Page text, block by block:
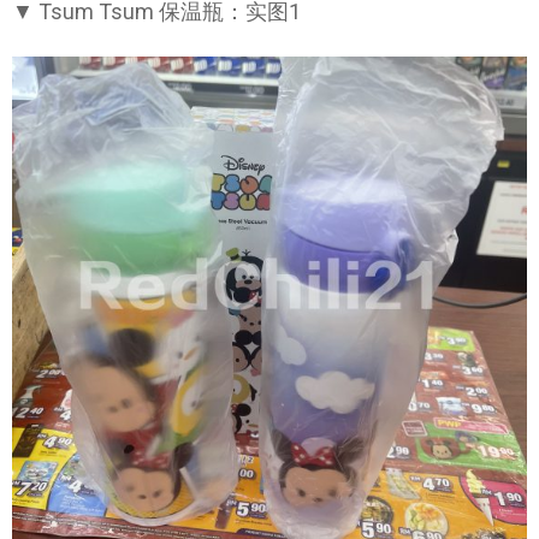
▼ Tsum Tsum 保温瓶：实图1